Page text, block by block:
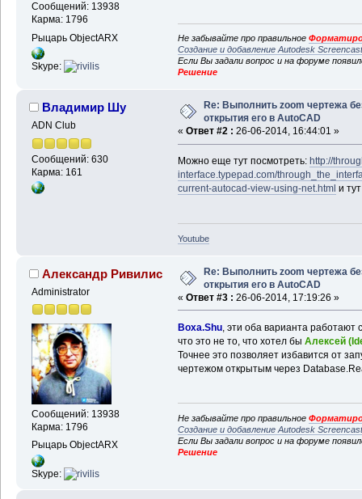
Сообщений: 13938
Карма: 1796
Рыцарь ObjectARX
Skype:
Не забывайте про правильное
Создание и добавление Autodesk
Если Вы задали вопрос и на форуме
Решение
Владимир Шу
ADN Club
Сообщений: 630
Карма: 161
Re: Выполнить zoom чертежа
открытия его в AutoCAD
« Ответ #2 : 26-06-2014, 16:44:01 »
Можно еще тут посмотреть: http://
interface.typepad.com/
current-autocad-view-using-net.html и
Youtube
Александр Ривилис
Administrator
Сообщений: 13938
Карма: 1796
Рыцарь ObjectARX
Skype:
Re: Выполнить zoom чертежа
открытия его в AutoCAD
« Ответ #3 : 26-06-2014, 17:19:26 »
Boxa.Shu, эти оба варианта работают
что это не то, что хотел бы Алексей
Точнее это позволяет избавится от
чертежом открытым через
Не забывайте про правильное
Создание и добавление Autodesk
Если Вы задали вопрос и на форуме
Решение